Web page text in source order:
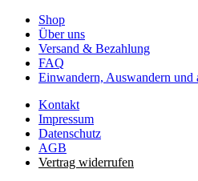
Shop
Über uns
Versand & Bezahlung
FAQ
Einwandern, Auswandern und
Kontakt
Impressum
Datenschutz
AGB
Vertrag widerrufen